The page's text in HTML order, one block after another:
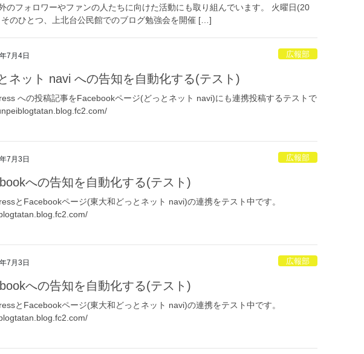
のフォロワーやファンの人たちに向けた活動にも取り組んでいます。 火曜日(20
そのひとつ、上北台公民館でのブログ勉強会を開催 […]
7月4日 広報部
ネット navi への告知を自動化する(テスト)
への投稿記事をFacebookページ(どっとネット navi)にも連携投稿するテストで
7月3日 広報部
への告知を自動化する(テスト)
とFacebookページ(東大和どっとネット navi)の連携をテスト中です。
7月3日 広報部
への告知を自動化する(テスト)
とFacebookページ(東大和どっとネット navi)の連携をテスト中です。